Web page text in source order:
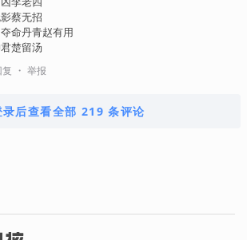
蔡无招
命丹青赵有用
楚留汤
复 ・ 举报
录后查看全部 219 条评论